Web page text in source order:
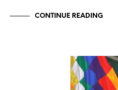
CONTINUE READING